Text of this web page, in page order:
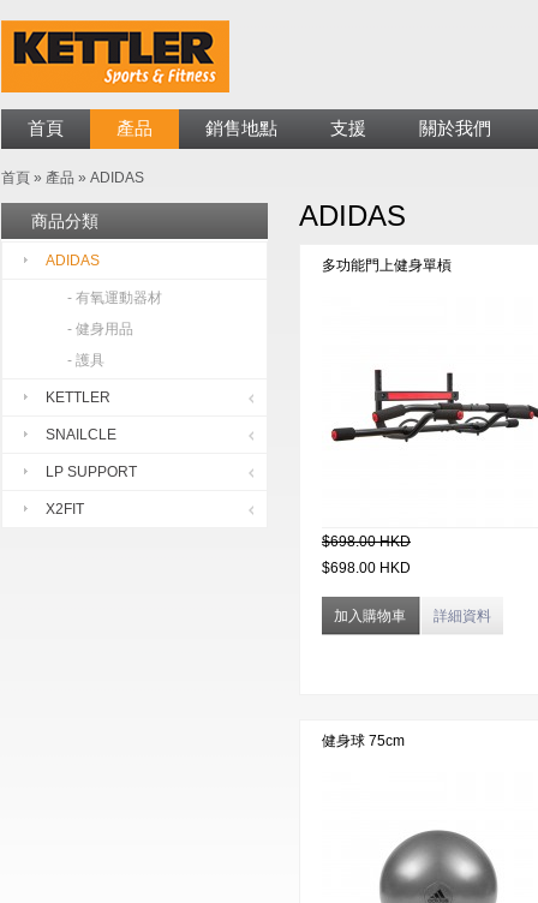
首頁 產品 銷售地點 支援 關於我們
首頁 » 產品 » ADIDAS
商品分類
ADIDAS
- 有氧運動器材
- 健身用品
- 護具
KETTLER
SNAILCLE
LP SUPPORT
X2FIT
ADIDAS
多功能門上健身單槓
$698.00 HKD
$698.00 HKD
加入購物車 詳細資料
健身球 75cm